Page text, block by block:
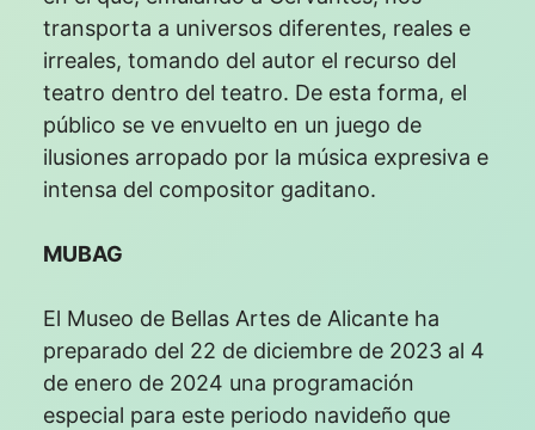
transporta a universos diferentes, reales e
irreales, tomando del autor el recurso del
teatro dentro del teatro. De esta forma, el
público se ve envuelto en un juego de
ilusiones arropado por la música expresiva e
intensa del compositor gaditano.
MUBAG
El Museo de Bellas Artes de Alicante ha
preparado del 22 de diciembre de 2023 al 4
de enero de 2024 una programación
especial para este periodo navideño que